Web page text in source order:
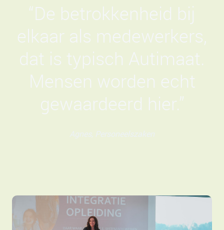
“De betrokkenheid bij
elkaar als medewerkers,
dat is typisch Autimaat.
Mensen worden echt
gewaardeerd hier.”
Agnes, Personeelszaken